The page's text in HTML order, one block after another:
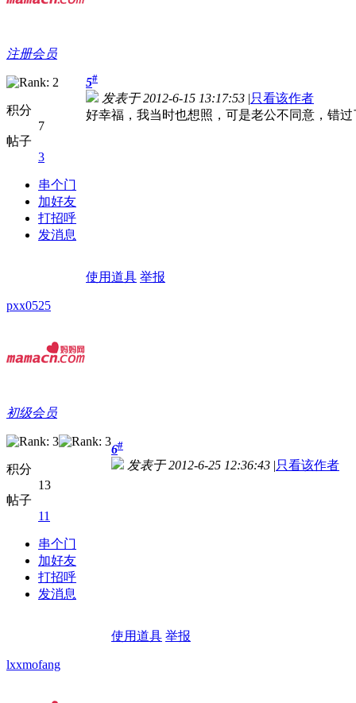
注册会员
积分
7
帖子
3
串个门
加好友
打招呼
发消息
5#
发表于 2012-6-15 13:17:53 |只看该作者
好幸福，我当时也想照，可是老公不同意，错过
使用道具 举报
pxx0525
初级会员
积分
13
帖子
11
串个门
加好友
打招呼
发消息
6#
发表于 2012-6-25 12:36:43 |只看该作者
使用道具 举报
lxxmofang